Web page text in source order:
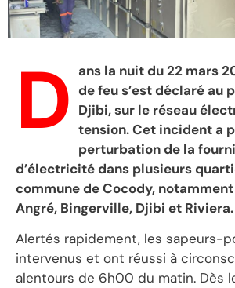
D ans la nuit du 22 mars
de feu s’est déclaré au
Djibi, sur le réseau
tension. Cet incident a
perturbation de la
d’électricité dans plusieurs
commune de Cocody,
Angré, Bingerville, Djibi et Riviera.
Alertés rapidement, les sapeurs-
intervenus et ont réussi à
alentours de 6h00 du matin. Dès